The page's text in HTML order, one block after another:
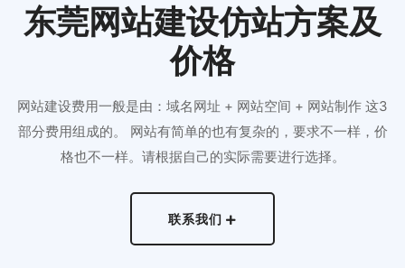
东莞网站建设仿站方案及
价格
网站建设费用一般是由：域名网址 + 网站空间 + 网站制作 这3
部分费用组成的。 网站有简单的也有复杂的，要求不一样，价
格也不一样。请根据自己的实际需要进行选择。
联系我们